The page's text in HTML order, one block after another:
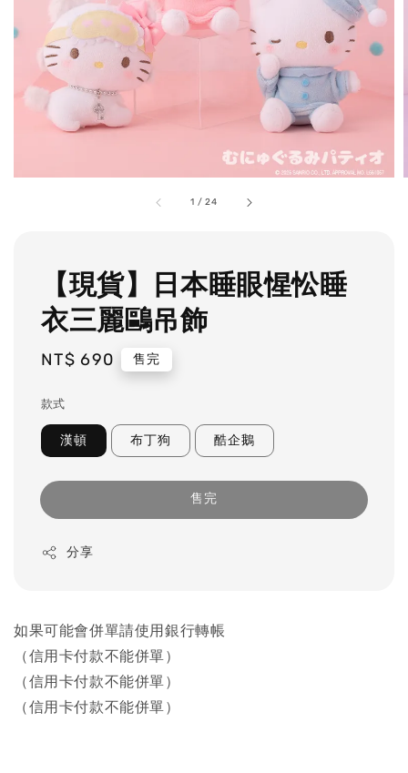
1 /24
【現貨】日本睡眼惺忪睡
衣三麗鷗吊飾
Regular
NT$ 690 售完
款式
漢頓 布丁狗 酷企鵝
售完
分享
如果可能會併單請使用銀行轉帳
（信用卡付款不能併單）
（信用卡付款不能併單）
（信用卡付款不能併單）